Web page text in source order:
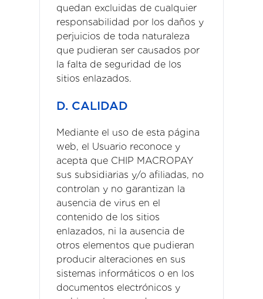
quedan excluidas de cualquier
responsabilidad por los daños y
perjuicios de toda naturaleza
que pudieran ser causados por
la falta de seguridad de los
sitios enlazados.
D. CALIDAD
Mediante el uso de esta página
web, el Usuario reconoce y
acepta que CHIP MACROPAY
sus subsidiarias y/o afiliadas, no
controlan y no garantizan la
ausencia de virus en el
contenido de los sitios
enlazados, ni la ausencia de
otros elementos que pudieran
producir alteraciones en sus
sistemas informáticos o en los
documentos electrónicos y